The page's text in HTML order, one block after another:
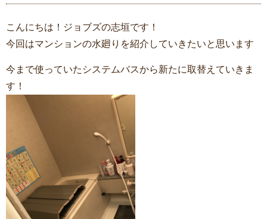
こんにちは！ジョブズの志垣です！
今回はマンションの水廻りを紹介していきたいと思います
今まで使っていたシステムバスから新たに取替えていきま
す！